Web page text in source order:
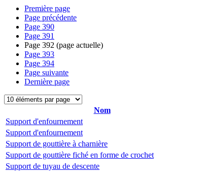
Première page
Page précédente
Page 390
Page 391
Page 392 (page actuelle)
Page 393
Page 394
Page suivante
Dernière page
Nom
Support d'enfournement
Support d'enfournement
Support de gouttière à charnière
Support de gouttière fiché en forme de crochet
Support de tuyau de descente